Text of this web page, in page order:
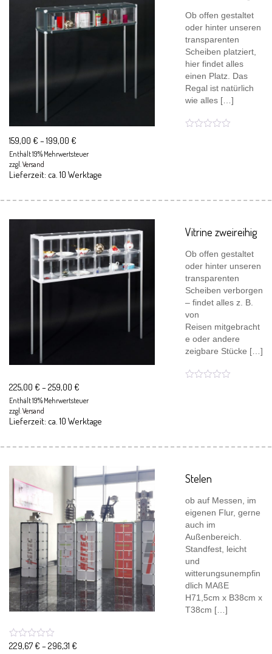
Ob offen gestaltet
oder hinter unseren
transparenten
Scheiben platziert,
hier findet alles
einen Platz. Das
Regal ist natürlich
wie alles […]
159,00 € –199,00 €
Enthält 19% Mehrwertsteuer
zzgl.Versand
Lieferzeit: ca. 10 Werktage
Vitrine zweireihig
Ob offen gestaltet
oder hinter unseren
transparenten
Scheiben verborgen
– findet alles z. B.
von
Reisen mitgebracht
e oder andere
zeigbare Stücke […]
225,00 € –259,00 €
Enthält 19% Mehrwertsteuer
zzgl.Versand
Lieferzeit: ca. 10 Werktage
Stelen
ob auf Messen, im
eigenen Flur, gerne
auch im
Außenbereich.
Standfest, leicht
und
witterungsunempfin
dlich MAßE
H71,5cm x B38cm x
T38cm […]
229,67€ –296,31 €